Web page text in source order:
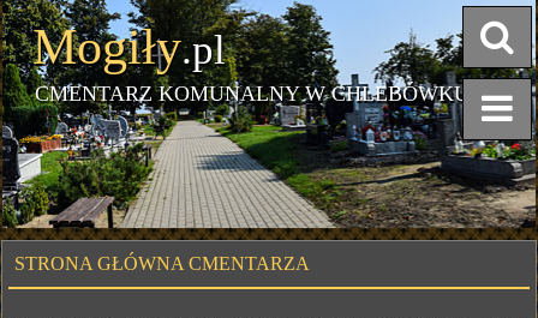
Mogiły.pl
CMENTARZ KOMUNALNY W CHLEBÓWKU
STRONA GŁÓWNA CMENTARZA